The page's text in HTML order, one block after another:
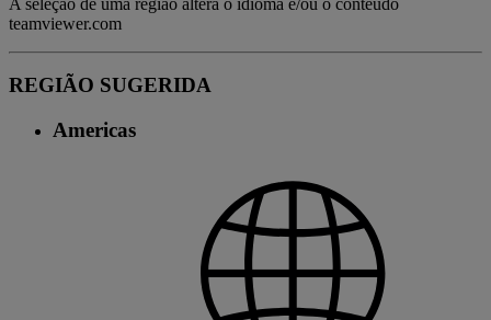
teamviewer.com
REGIÃO SUGERIDA
Americas